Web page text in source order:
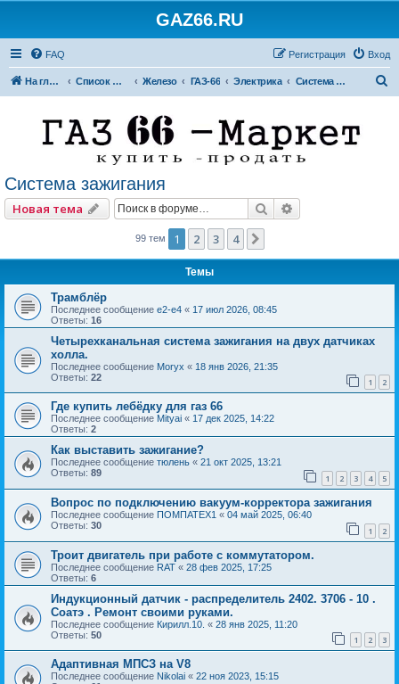
GAZ66.RU
FAQ Вход
Регистрация
На главную Список форумов Железо ГАЗ-66 Электрика Система зажигания
Система зажигания
Новая тема Поиск
99 тем 1 2 3 4
Темы
Трамблёр
Последнее сообщение e2-e4 « 17 июл 2026, 08:45
Ответы: 16
Четырехканальная система зажигания на двух датчиках
холла.
Последнее сообщение Moryx « 18 янв 2026, 21:35
Ответы: 22 1 2
Где купить лебёдку для газ 66
Последнее сообщение Mityai « 17 дек 2025, 14:22
Ответы: 2
Как выставить зажигание?
Последнее сообщение тюлень « 21 окт 2025, 13:21
Ответы: 89 1 2 3 4 5
Вопрос по подключению вакуум-корректора зажигания
Последнее сообщение ПОМПАТЕХ1 « 04 май 2025, 06:40
Ответы: 30 1 2
Троит двигатель при работе с коммутатором.
Последнее сообщение RAT « 28 фев 2025, 17:25
Ответы: 6
Индукционный датчик - распределитель 2402. 3706 - 10 .
Соатэ . Ремонт своими руками.
Последнее сообщение Кирилл.10. « 28 янв 2025, 11:20
Ответы: 50 1 2 3
Адаптивная МПСЗ на V8
Последнее сообщение Nikolai « 22 ноя 2023, 15:15